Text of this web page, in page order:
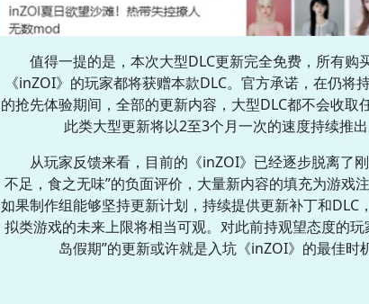
值得一提的是，本次大型DLC更新完全免费，所有购
《inZOI》的玩家都将获赠本款DLC。官方承诺，在仍将
的抢先体验期间，全部的更新内容，大型DLC都不会收取
此类大型更新将以2至3个月一次的速度持续推出
从玩家反馈来看，目前的《inZOI》已经逐步脱离了
不足，食之无味”的负面评价，大量新内容的填充为游戏
如果制作组能够坚持更新计划，持续提供更新补丁和DLC
拟类游戏的未来上限将相当可观。对此前持观望态度的玩
岛假期”的更新或许就是入坑《inZOI》的最佳时机